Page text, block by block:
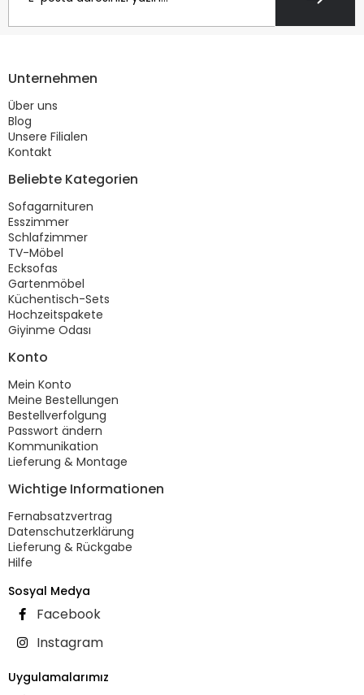
Unternehmen
Über uns
Blog
Unsere Filialen
Kontakt
Beliebte Kategorien
Sofagarnituren
Esszimmer
Schlafzimmer
TV-Möbel
Ecksofas
Gartenmöbel
Küchentisch-Sets
Hochzeitspakete
Giyinme Odası
Konto
Mein Konto
Meine Bestellungen
Bestellverfolgung
Passwort ändern
Kommunikation
Lieferung & Montage
Wichtige Informationen
Fernabsatzvertrag
Datenschutzerklärung
Lieferung & Rückgabe
Hilfe
Sosyal Medya
Facebook
Instagram
Uygulamalarımız